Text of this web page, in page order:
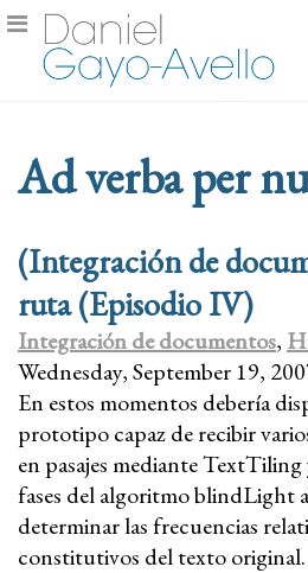
Ad verba per
(Integración de
ruta (Episodio IV)
Integración de documentos,
Wednesday, September 19,
En estos momentos debería
prototipo capaz de recibir
en pasajes mediante
fases del algoritmo blindLight
determinar las frecuencias
constitutivos del texto original.